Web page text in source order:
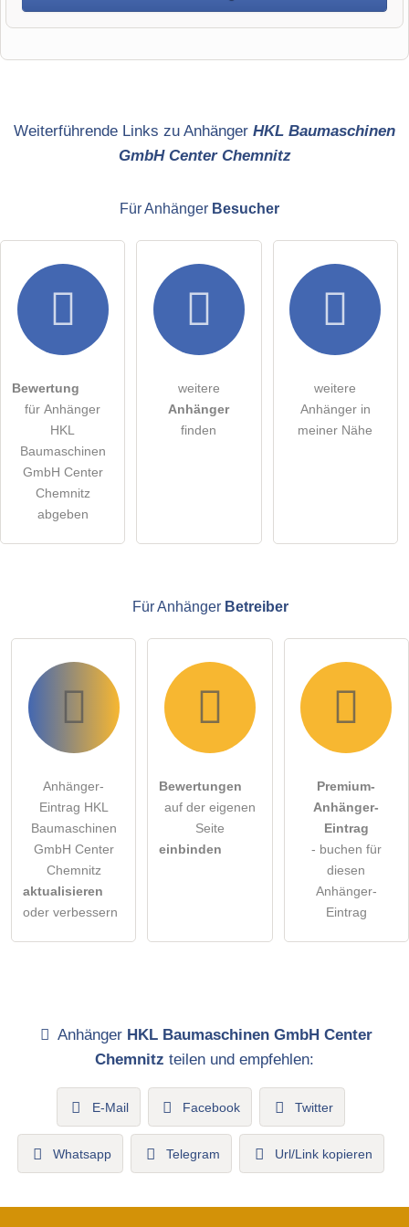
Hiermit akzeptiere ich die .
Die Datenschutzerklärunghabe ich zur Kenntnis genommen.
Bitte beachten Sie, öffentliche Fragen sind
für alle
Klicken Sie hier um eine
Anhänger-Eintrag zu stellen
Weiterführende Links zu Anhänger HKL Baumaschinen
GmbH Center Chemnitz
Für Anhänger Besucher
Bewertung
für Anhänger
HKL
Baumaschinen
GmbH Center
Chemnitz
abgeben
weitere
Anhänger
finden
weitere
Anhänger in
meiner Nähe
Für Anhänger Betreiber
Anhänger-
Eintrag HKL
Baumaschinen
GmbH Center
Chemnitz
aktualisieren
oder verbessern
Bewertungen
auf der eigenen
Seite
einbinden
Premium-
Anhänger-
Eintrag
- buchen für
diesen
Anhänger-
Eintrag
Anhänger HKL Baumaschinen GmbH Center
Chemnitz teilen und empfehlen:
E-Mail Facebook Twitter
Whatsapp Telegram Url/Link kopieren